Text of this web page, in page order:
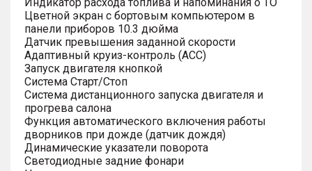
Цветной экран с бортовым компьютером в
панели приборов 10.3 дюйма
Датчик превышения заданной скорости
Адаптивный круиз-контроль (ACC)
Запуск двигателя кнопкой
Система Старт/Стоп
Система дистанционного запуска двигателя и
прогрева салона
Функция автоматического включения работы
дворников при дожде (датчик дождя)
Динамические указатели поворота
Светодиодные задние фонари